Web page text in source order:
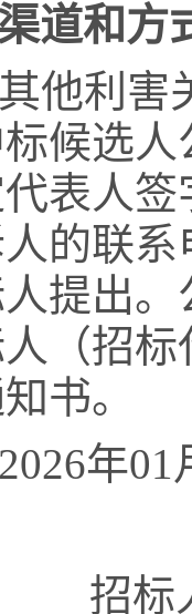
道和方
他利害
候选
表人
的联
提出
（招
书。
2026年01
招标